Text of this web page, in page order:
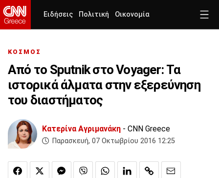
Ειδήσεις Πολιτική Οικονομία
ΚΟΣΜΟΣ
Από το Sputnik στο Voyager: Τα
ιστορικά άλματα στην εξερεύνηση
του διαστήματος
Κατερίνα Αγριμανάκη - CNN Greece
Παρασκευή, 07 Οκτωβρίου 2016 12:25